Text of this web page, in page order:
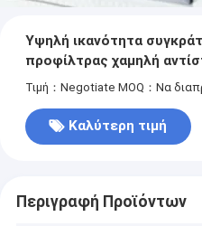
Υψηλή ικανότητα
προφίλτρας χαμηλή
Τιμή：Negotiate MOQ：Να
Καλύτερη τιμή
Περιγραφή Προϊόντων